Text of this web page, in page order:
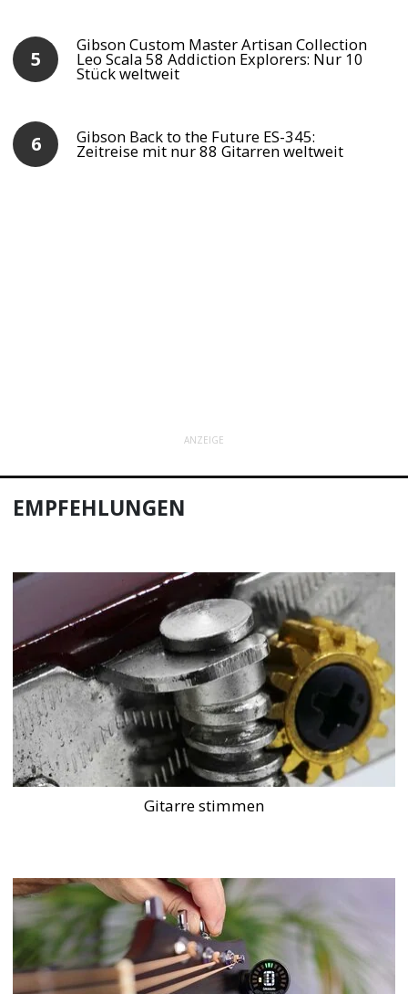
Gibson Custom Master Artisan Collection
Leo Scala 58 Addiction Explorers: Nur 10
Stück weltweit
Gibson Back to the Future ES-345:
Zeitreise mit nur 88 Gitarren weltweit
ANZEIGE
EMPFEHLUNGEN
Gitarre stimmen